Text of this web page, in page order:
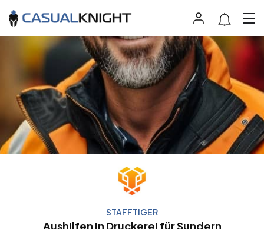
STAFFTIGER
Aushilfen in Druckerei für Sundern